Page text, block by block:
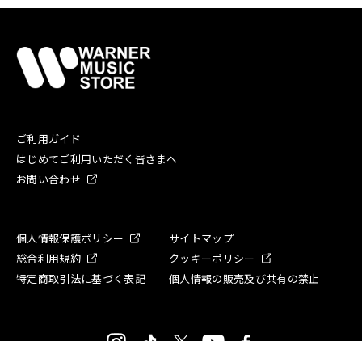
ご利用ガイド
はじめてご利用いただく皆さまへ
お問い合わせ
個人情報保護ポリシー
サイトマップ
総合利用規約
クッキーポリシー
特定商取引法に基づく表記
個人情報の販売及び共有の禁止